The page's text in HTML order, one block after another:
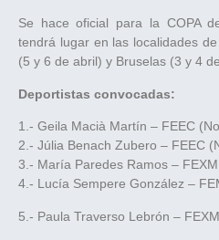
Se hace oficial para la COPA
tendrá lugar en las localidades
(5 y 6 de abril) y Bruselas (3 y 4
Deportistas convocadas:
1.- Geila Macià Martín – FEEC
2.- Júlia Benach Zubero – FEEC
3.- María Paredes Ramos –
4.- Lucía Sempere González –
5.- Paula Traverso Lebrón –